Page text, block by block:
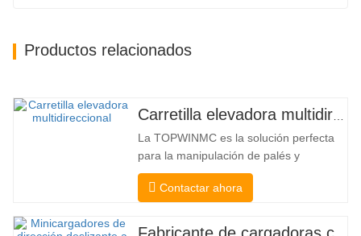
Productos relacionados
La TOPWINMC es la solución perfecta
para la manipulación de palés y
mercancías largas. Una auténtica
carretilla elevadora dos en uno que
elevadora y una de carga lateral. Su
Contactar ahora